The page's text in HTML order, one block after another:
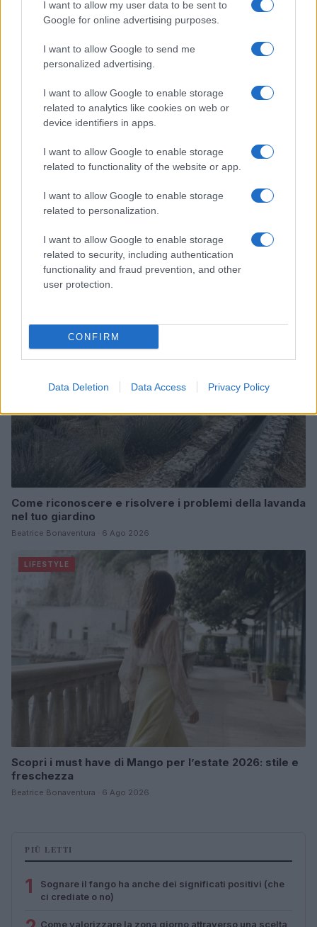
I want to allow my user data to be sent to
Google for online advertising purposes.
I want to allow Google to send me
personalized advertising.
I want to allow Google to enable storage
related to analytics like cookies on web or
device identifiers in apps.
I want to allow Google to enable storage
related to functionality of the website or app.
I want to allow Google to enable storage
related to personalization.
I want to allow Google to enable storage
related to security, including authentication
functionality and fraud prevention, and other
user protection.
CONFIRM
Data Deletion Data Access Privacy Policy
Continua a leggere
LIFESTYLE
Dove si terrà Vogue World nel 2027: la scelta di San
Francisco
Matteo Pellegrino · 6 Ago 2026
Come riconoscere e risolvere i problemi della lavanda
nel tuo giardino
Beatrice Bonaventura · 6 Ago 2026
LIFESTYLE
Scopri i must have di Mango per l’estate 2026: stile e
freschezza
Beatrice Bonaventura · 6 Ago 2026
PIÙ LETTI
1
Sognare il fango ha anche dei significati positivi (che
ci crediate o no)
Come valorizzare la zona giorno attraverso una scelta